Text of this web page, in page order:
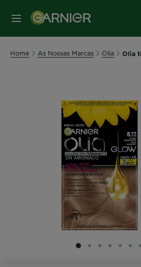
MENU
Home As Nossas Marcas Olia Olia
SLIDE 1
SLIDE 2
SLIDE 3
SLIDE 4